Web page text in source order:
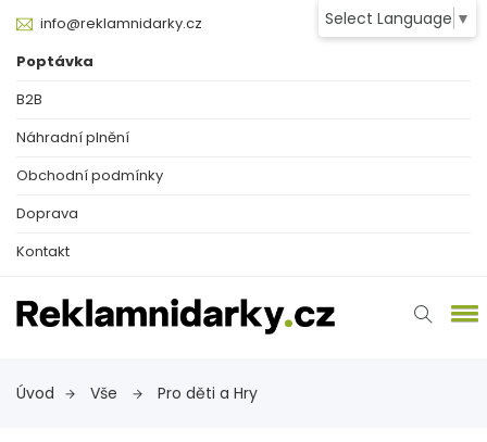
Select Language ▼
info@reklamnidarky.cz
Poptávka
B2B
Náhradní plnění
Obchodní podmínky
Doprava
Kontakt
Úvod Vše Pro děti a Hry